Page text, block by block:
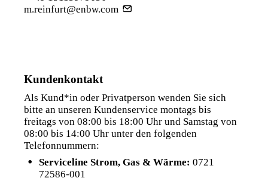
m.reinfurt@enbw.com
Kundenkontakt
Als Kund*in oder Privatperson wenden Sie sich
bitte an unseren Kundenservice montags bis
freitags von 08:00 bis 18:00 Uhr und Samstag von
08:00 bis 14:00 Uhr unter den folgenden
Telefonnummern:
Serviceline Strom, Gas & Wärme: 0721
72586-001